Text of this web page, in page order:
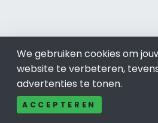
Doetinchem 0314
Bel ons: 085-04 10 177
Contact
Adverteren
Over ons
We gebruiken cookies om
website te verbeteren,
advertenties te tonen.
ACCEPTEREN